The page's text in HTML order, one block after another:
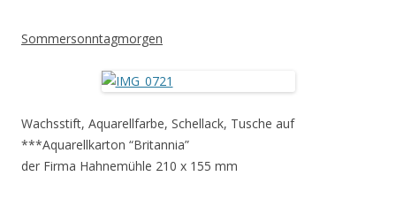
Sommersonntagmorgen
Wachsstift, Aquarellfarbe, Schellack, Tusche auf
***Aquarellkarton “Britannia”
der Firma Hahnemühle 210 x 155 mm